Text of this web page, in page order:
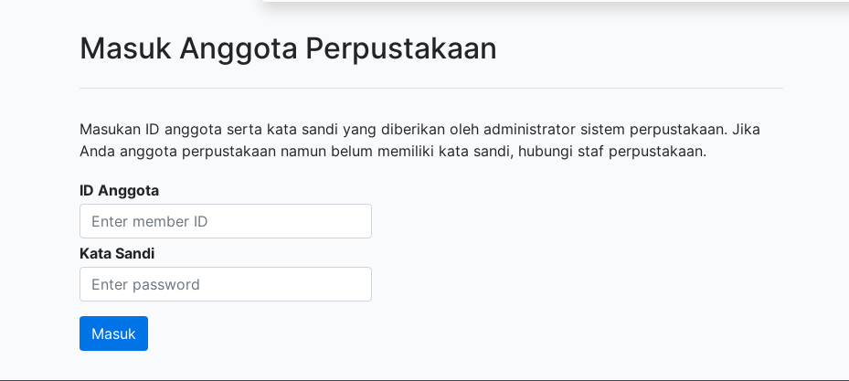
Masuk Anggota Perpustakaan
Masukan ID anggota serta kata sandi yang diberikan oleh administrator sistem perpustakaan. Jika
Anda anggota perpustakaan namun belum memiliki kata sandi, hubungi staf perpustakaan.
ID Anggota
Kata Sandi